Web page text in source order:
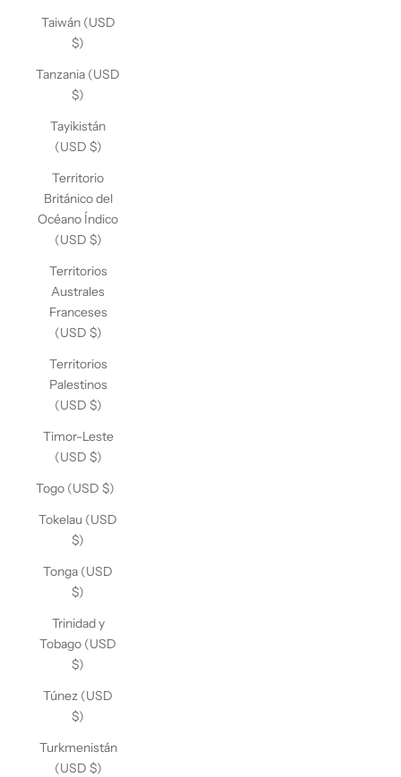
Taiwán (USD
$)
Tanzania (USD
$)
Tayikistán
(USD $)
Territorio
Británico del
Océano Índico
(USD $)
Territorios
Australes
Franceses
(USD $)
Territorios
Palestinos
(USD $)
Timor-Leste
(USD $)
Togo (USD $)
Tokelau (USD
$)
Tonga (USD
$)
Trinidad y
Tobago (USD
$)
Túnez (USD
$)
Turkmenistán
(USD $)